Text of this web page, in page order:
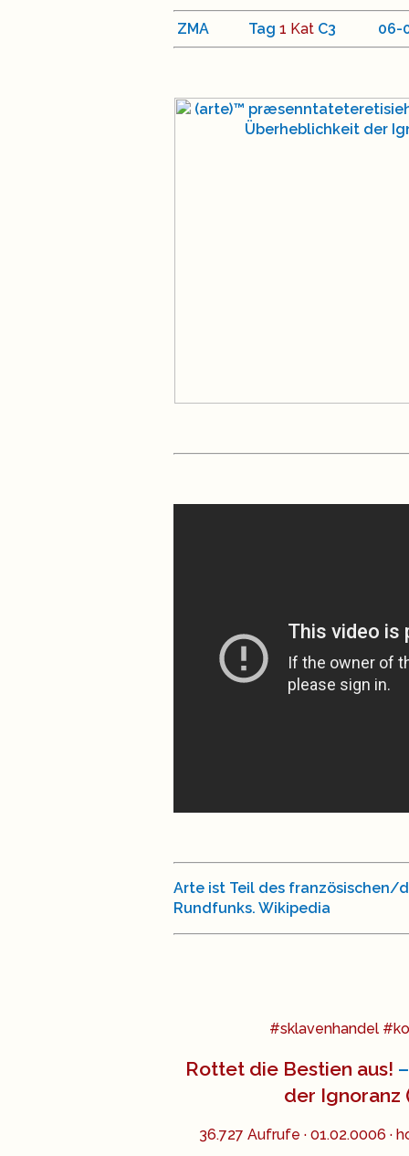
ZMA Tag 1 Kat C3 06-
Arte ist Teil des
Rundfunks. Wikipedia
#sklavenhandel
Rottet die Bestien aus! –
der Ignoranz
36.727 Aufrufe · 01.02.0006 ·